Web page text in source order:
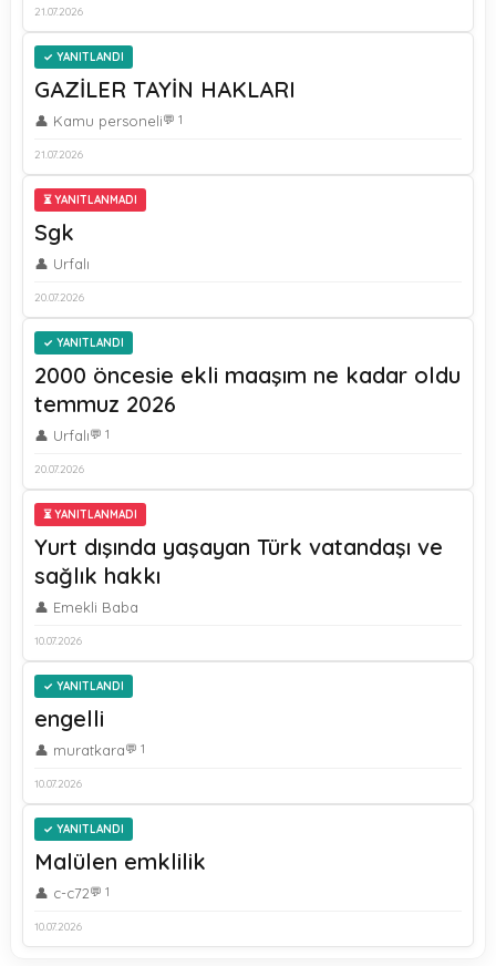
21.07.2026
YANITLANDI
GAZİLER TAYİN HAKLARI
👤 Kamu personeli💬 1
21.07.2026
⏳ YANITLANMADI
Sgk
👤 Urfalı
20.07.2026
YANITLANDI
2000 öncesie ekli maaşım ne kadar oldu
temmuz 2026
👤 Urfalı💬 1
20.07.2026
⏳ YANITLANMADI
Yurt dışında yaşayan Türk vatandaşı ve
sağlık hakkı
👤 Emekli Baba
10.07.2026
YANITLANDI
engelli
👤 muratkara💬 1
10.07.2026
YANITLANDI
Malülen emklilik
👤 c-c72💬 1
10.07.2026